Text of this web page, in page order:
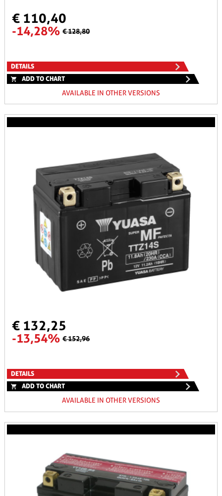
€ 110,40
-14,28% € 128,80
DETAILS
ADD TO CHART
AVAILABLE IN OTHER VERSIONS
€ 132,25
-13,54% € 152,96
DETAILS
ADD TO CHART
AVAILABLE IN OTHER VERSIONS